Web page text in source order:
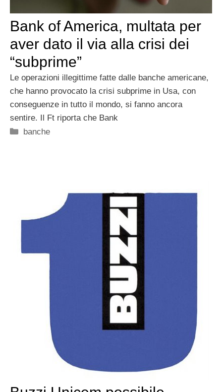
Bank of America, multata per
aver dato il via alla crisi dei
“subprime”
Le operazioni illegittime fatte dalle banche americane,
che hanno provocato la crisi subprime in Usa, con
conseguenze in tutto il mondo, si fanno ancora
sentire. Il Ft riporta che Bank
Categorie
banche